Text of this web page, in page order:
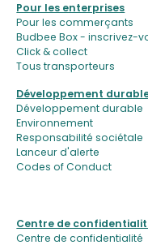
Pour les enterprises
Pour les commerçants
Budbee Box - inscrivez-
Click & collect
Tous transporteurs
Développement
Développement durable
Environnement
Responsabilité sociétale
Lanceur d'alerte
Codes of Conduct
Centre de
Centre de confidentialité